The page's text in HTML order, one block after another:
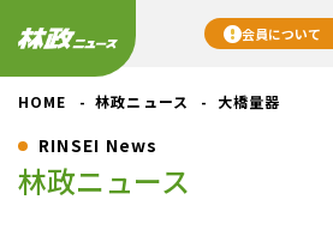
会員について
HOME 林政ニュース 大橋量器
RINSEI News
林政ニュース